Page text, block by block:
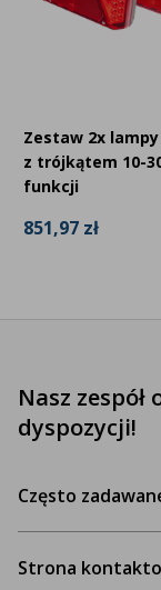
Zestaw 2x lampy
z trójkątem 10-
funkcji
851,97 zł
Nasz
dyspozycji!
Często
Strona